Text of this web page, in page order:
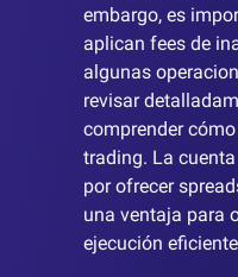
embargo, es
aplican fees de
algunas
revisar
comprender
trading. La
por ofrecer
una ventaja para
ejecución